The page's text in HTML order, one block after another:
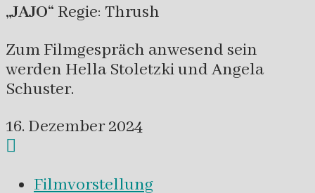
„JAJO“ Regie: Thrush
Zum Filmgespräch anwesend sein
werden Hella Stoletzki und Angela
Schuster.
16. Dezember 2024
Filmvorstellung